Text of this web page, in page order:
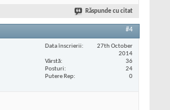
Răspunde cu citat
#4
Data înscrierii
27th October
2014
Vârstă
36
Posturi
24
Putere Rep
0